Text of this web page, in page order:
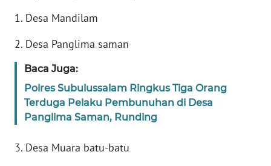
1. Desa Mandilam
2. Desa Panglima saman
Baca Juga:
Polres Subulussalam Ringkus Tiga Orang
Terduga Pelaku Pembunuhan di Desa
Panglima Saman, Runding
3. Desa Muara batu-batu
WN
BANTEN
WN
NTT
WN